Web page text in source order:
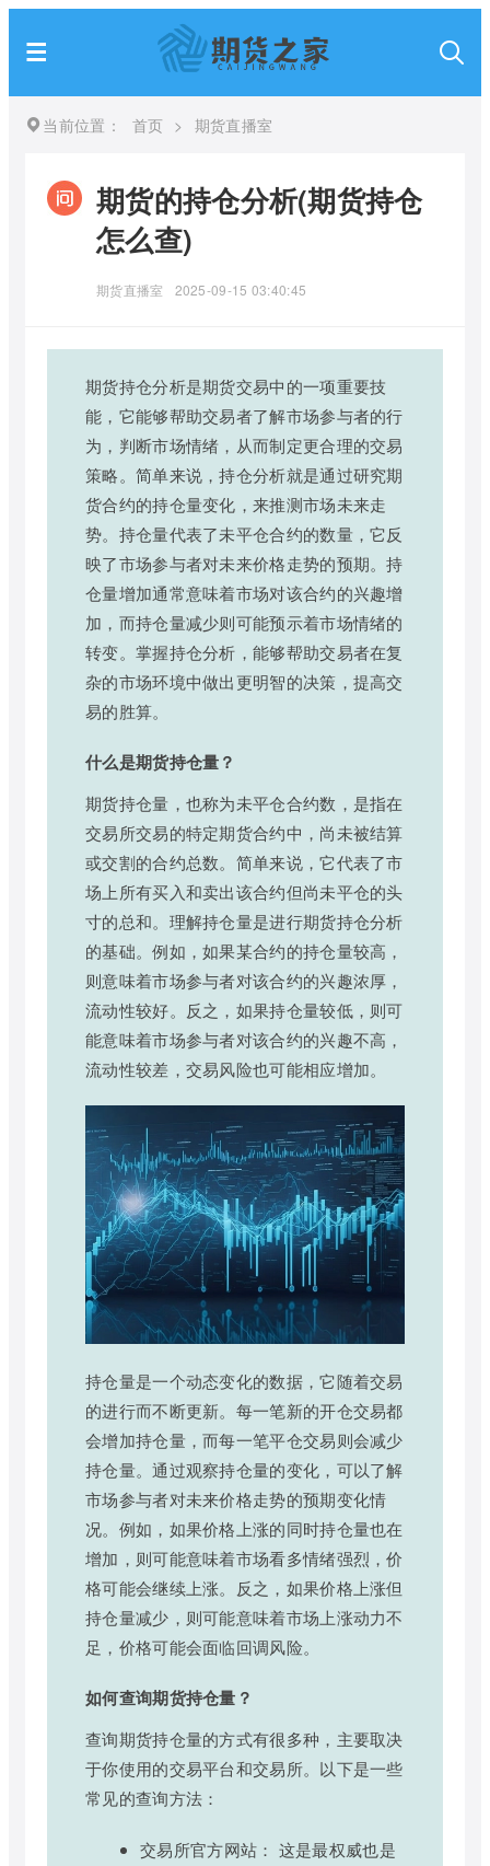
当前位置： 首页 > 期货直播室
期货的持仓分析(期货持仓
怎么查)
期货直播室 2025-09-15 03:40:45
期货持仓分析是期货交易中的一项重要技
能，它能够帮助交易者了解市场参与者的行
为，判断市场情绪，从而制定更合理的交易
策略。简单来说，持仓分析就是通过研究期
货合约的持仓量变化，来推测市场未来走
势。持仓量代表了未平仓合约的数量，它反
映了市场参与者对未来价格走势的预期。持
仓量增加通常意味着市场对该合约的兴趣增
加，而持仓量减少则可能预示着市场情绪的
转变。掌握持仓分析，能够帮助交易者在复
杂的市场环境中做出更明智的决策，提高交
易的胜算。
什么是期货持仓量？
期货持仓量，也称为未平仓合约数，是指在
交易所交易的特定期货合约中，尚未被结算
或交割的合约总数。简单来说，它代表了市
场上所有买入和卖出该合约但尚未平仓的头
寸的总和。理解持仓量是进行期货持仓分析
的基础。例如，如果某合约的持仓量较高，
则意味着市场参与者对该合约的兴趣浓厚，
流动性较好。反之，如果持仓量较低，则可
能意味着市场参与者对该合约的兴趣不高，
流动性较差，交易风险也可能相应增加。
持仓量是一个动态变化的数据，它随着交易
的进行而不断更新。每一笔新的开仓交易都
会增加持仓量，而每一笔平仓交易则会减少
持仓量。通过观察持仓量的变化，可以了解
市场参与者对未来价格走势的预期变化情
况。例如，如果价格上涨的同时持仓量也在
增加，则可能意味着市场看多情绪强烈，价
格可能会继续上涨。反之，如果价格上涨但
持仓量减少，则可能意味着市场上涨动力不
足，价格可能会面临回调风险。
如何查询期货持仓量？
查询期货持仓量的方式有很多种，主要取决
于你使用的交易平台和交易所。以下是一些
常见的查询方法：
交易所官方网站： 这是最权威也是